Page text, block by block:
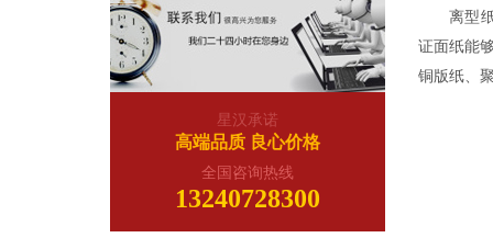
星汉承诺
高端品质 良心价格
全国咨询热线
13240728300
离型纸
证面纸能
铜版纸、